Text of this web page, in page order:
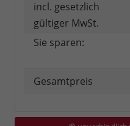
incl. gesetzlich
gültiger MwSt.
Sie sparen:
Gesamtpreis